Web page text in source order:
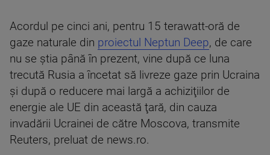
Acordul pe cinci ani, pentru 15 terawatt-oră de
gaze naturale din proiectul Neptun Deep, de care
nu se știa până în prezent, vine după ce luna
trecută Rusia a încetat să livreze gaze prin Ucraina
şi după o reducere mai largă a achiziţiilor de
energie ale UE din această ţară, din cauza
invadării Ucrainei de către Moscova, transmite
Reuters, preluat de news.ro.